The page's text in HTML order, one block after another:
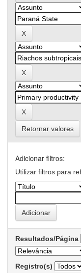
Retornar valores
Adicionar filtros:
Utilizar filtros para
Resultados/Página
Registro(s)